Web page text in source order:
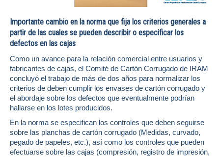
Importante cambio en la norma que fija los criterios generales a
partir de las cuales se pueden describir o especificar los
defectos en las cajas
Como un avance para la relación comercial entre usuarios y
fabricantes de cajas, el Comité de Cartón Corrugado de IRAM
concluyó el trabajo de más de dos años para normalizar los
criterios de deben cumplir los envases de cartón corrugado y
el abordaje sobre los defectos que eventualmente podrían
hallarse en los lotes producidos.
En la norma se especifican los controles que deben seguirse
sobre las planchas de cartón corrugado (Medidas, curvado,
pegado de papeles, etc.), así como los controles que pueden
efectuarse sobre las cajas (compresión, registro de impresión,